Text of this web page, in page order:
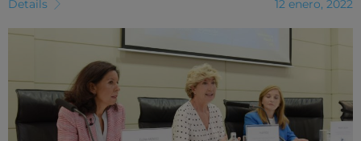
Details 12 enero, 2022